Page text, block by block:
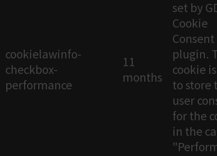
cookielawinfo-
checkbox-
performance
11
months
set by
Cookie
Consent
plugin.
cookie
to store
user
for the
in the